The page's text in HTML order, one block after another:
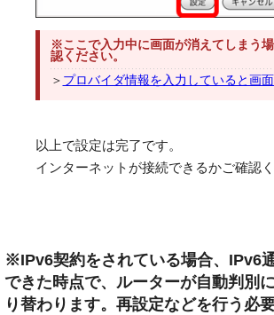
※ここで入力中に画面が消えてしまう
認ください。
＞ プロバイダ情報を入力していると画
以上で設定は完了です。
インターネットが接続できるかご確認く
※IPv6契約をされている場合、IPv6
できた時点で、ルーターが自動判別
り替わります。再設定などを行う必